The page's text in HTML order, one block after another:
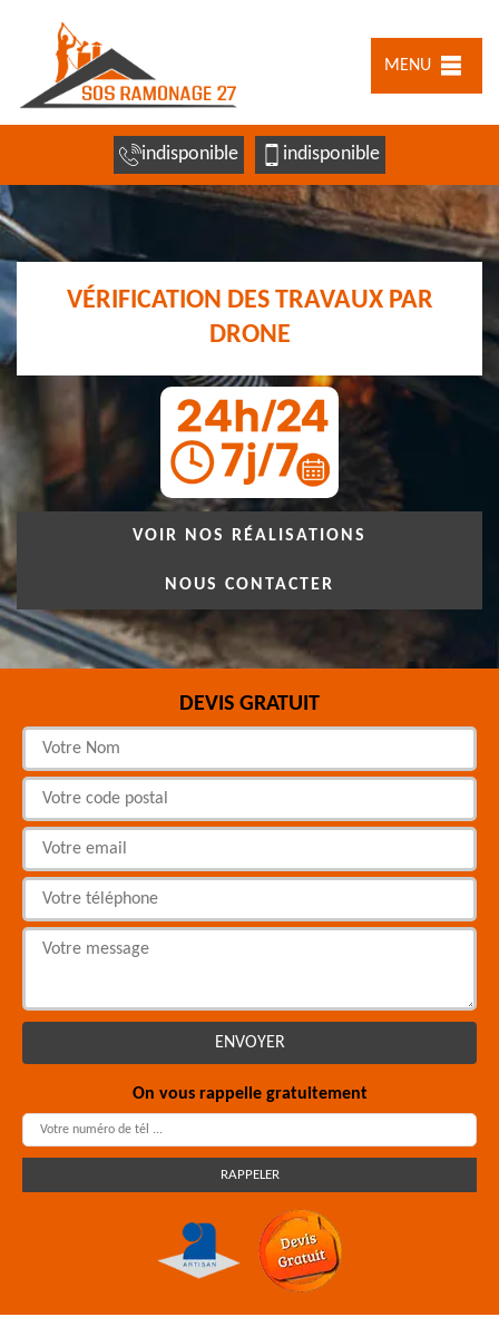
MENU
indisponible indisponible
VÉRIFICATION DES TRAVAUX PAR
DRONE
VOIR NOS RÉALISATIONS
NOUS CONTACTER
DEVIS GRATUIT
On vous rappelle gratuitement